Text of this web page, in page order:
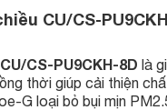
CU/CS-
CS-PU9CKH-8D là
thời giúp cải thiện
G loại bỏ bụi mịn